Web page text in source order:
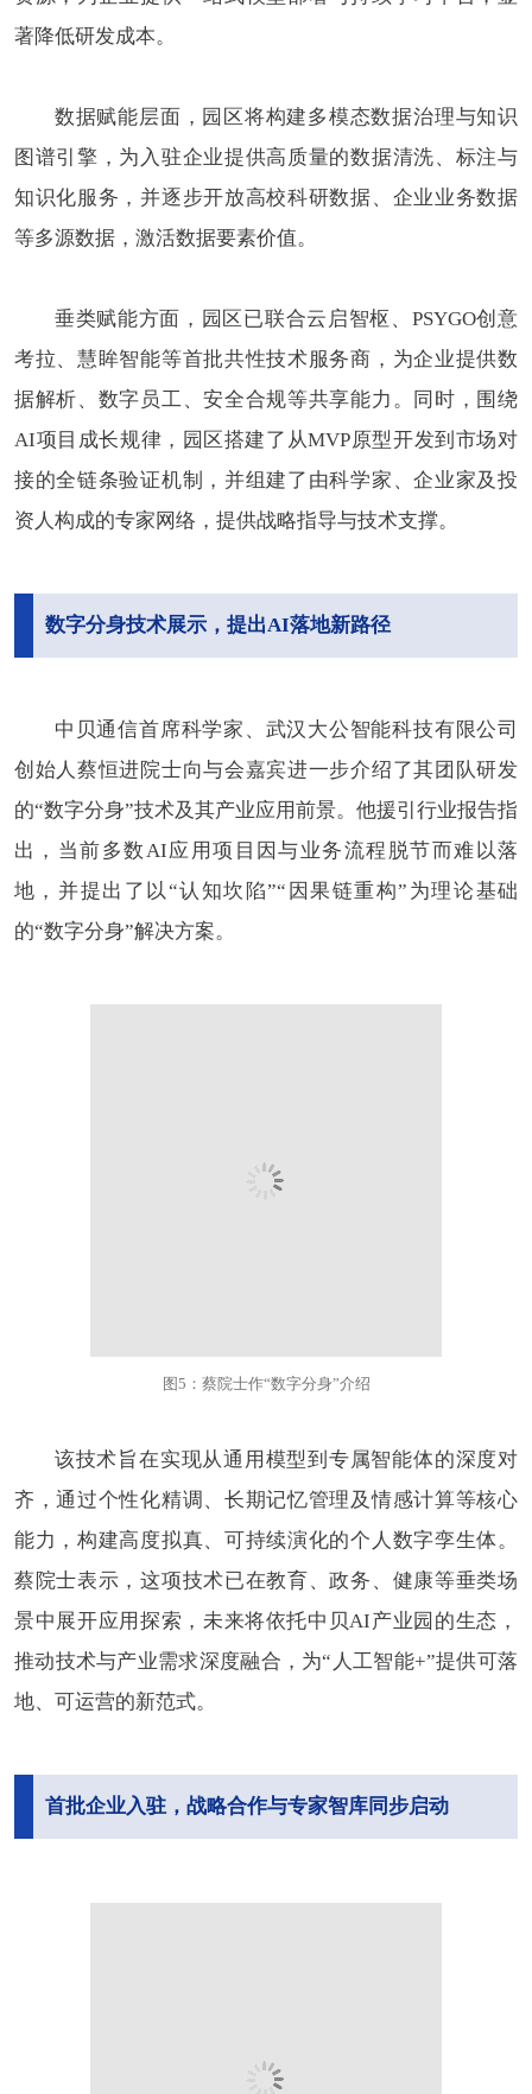
著降低研发成本。
数据赋能层面，园区将构建多模态数据治理与知识
图谱引擎，为入驻企业提供高质量的数据清洗、标注与
知识化服务，并逐步开放高校科研数据、企业业务数据
等多源数据，激活数据要素价值。
垂类赋能方面，园区已联合云启智枢、PSYGO创意
考拉、慧眸智能等首批共性技术服务商，为企业提供数
据解析、数字员工、安全合规等共享能力。同时，围绕
AI项目成长规律，园区搭建了从MVP原型开发到市场对
接的全链条验证机制，并组建了由科学家、企业家及投
资人构成的专家网络，提供战略指导与技术支撑。
数字分身技术展示，提出AI落地新路径
中贝通信首席科学家、武汉大公智能科技有限公司
创始人蔡恒进院士向与会嘉宾进一步介绍了其团队研发
的“数字分身”技术及其产业应用前景。他援引行业报告指
出，当前多数AI应用项目因与业务流程脱节而难以落
地，并提出了以“认知坎陷”“因果链重构”为理论基础
的“数字分身”解决方案。
图5：蔡院士作“数字分身”介绍
该技术旨在实现从通用模型到专属智能体的深度对
齐，通过个性化精调、长期记忆管理及情感计算等核心
能力，构建高度拟真、可持续演化的个人数字孪生体。
蔡院士表示，这项技术已在教育、政务、健康等垂类场
景中展开应用探索，未来将依托中贝AI产业园的生态，
推动技术与产业需求深度融合，为“人工智能+”提供可落
地、可运营的新范式。
首批企业入驻，战略合作与专家智库同步启动